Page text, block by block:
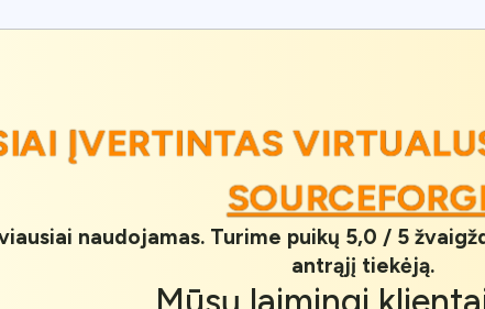
ĮVERTINTAS
naudojamas. Turime puikų 5,0 / 5
antrąjį tiekėją.